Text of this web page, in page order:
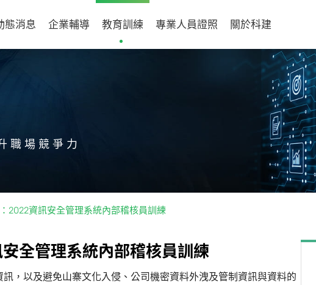
態消息 企業輔導 教育訓練 專業人員證照 關於科建
職場競爭力
2022資訊安全管理系統內部稽核員訓練
安全管理系統內部稽核員訓練
，以及避免山寨文化入侵、公司機密資料外洩及管制資訊與資料的